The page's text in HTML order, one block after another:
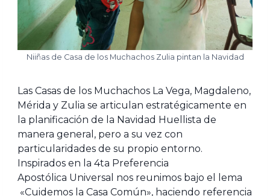
Niiñas de Casa de los Muchachos Zulia pintan la Navidad
Las Casas de los Muchachos La Vega, Magdaleno,
Mérida y Zulia se articulan estratégicamente en
la planificación de la Navidad Huellista de
manera general, pero a su vez con
particularidades de su propio entorno.
Inspirados en la 4ta Preferencia
Apostólica Universal nos reunimos bajo el lema
«Cuidemos la Casa Común», haciendo referencia